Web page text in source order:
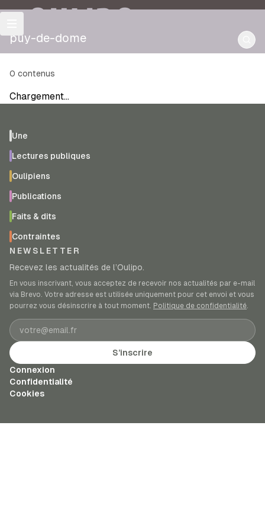
OULIPO
puy-de-dome
0 contenus
Chargement…
Une
Lectures publiques
Oulipiens
Publications
Faits & dits
Contraintes
NEWSLETTER
Recevez les actualités de l’Oulipo.
En vous inscrivant, vous acceptez de recevoir nos actualités par e-mail
via Brevo. Votre adresse est utilisée uniquement pour cet envoi et vous
pourrez vous désinscrire à tout moment. Politique de confidentialité.
Adresse e-mail
S’inscrire
Connexion
Confidentialité
Cookies